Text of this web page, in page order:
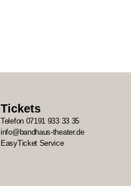
Tickets
Telefon 07191 933 33 35
info@bandhaus-theater.de
EasyTicket Service